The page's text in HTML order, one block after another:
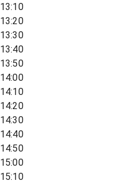
13:10
13:20
13:30
13:40
13:50
14:00
14:10
14:20
14:30
14:40
14:50
15:00
15:10